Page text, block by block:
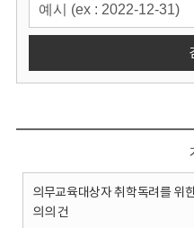
의무교육대상자 취학독려를 위
의의 건